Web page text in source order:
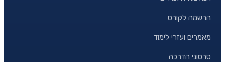
הרשמה לקורס
מאמרים ועזרי לימוד
סרטוני הדרכה